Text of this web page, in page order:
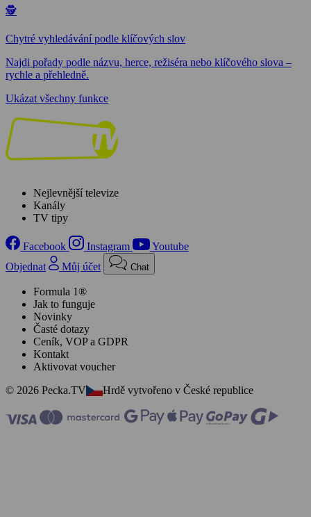
🕵️
Chytré vyhledávání podle klíčových slov
Najdi pořady podle názvu, herce, režiséra nebo klíčového slova –
rychle a přehledně.
Ukázat všechny funkce
Nejlevnější televize
Kanály
TV tipy
Facebook Instagram
Youtube
Objednat
Můj účet Chat
Formula 1®
Jak to funguje
Novinky
Časté dotazy
Ceník, VOP a GDPR
Kontakt
Aktivovat voucher
© 2026 Pecka.TV
Hrdě vytvořeno v České republice